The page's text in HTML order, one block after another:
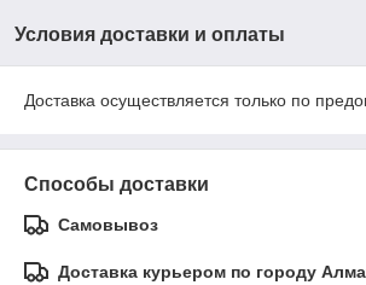
Условия доставки и оплаты
Доставка осуществляется только по
Способы доставки
Самовывоз
Доставка курьером по городу